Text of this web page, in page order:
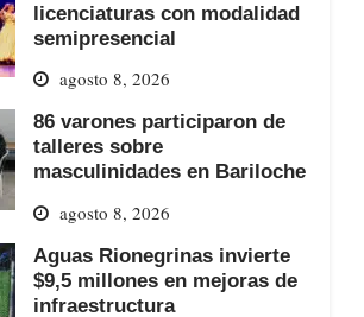
licenciaturas con modalidad
semipresencial
agosto 8, 2026
86 varones participaron de
talleres sobre
masculinidades en Bariloche
agosto 8, 2026
Aguas Rionegrinas invierte
$9,5 millones en mejoras de
infraestructura